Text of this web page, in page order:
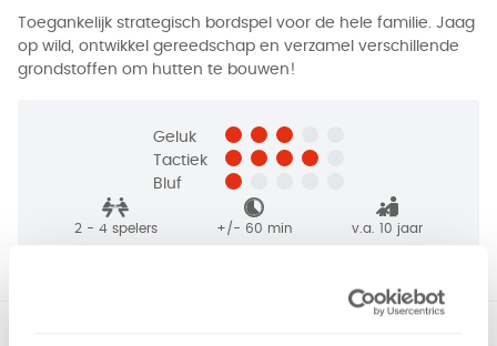
Toegankelijk strategisch bordspel voor de hele familie. Jaag
op wild, ontwikkel gereedschap en verzamel verschillende
grondstoffen om hutten te bouwen!
Geluk
Tactiek
Bluf
2 - 4 spelers +/- 60 min v.a. 10 jaar